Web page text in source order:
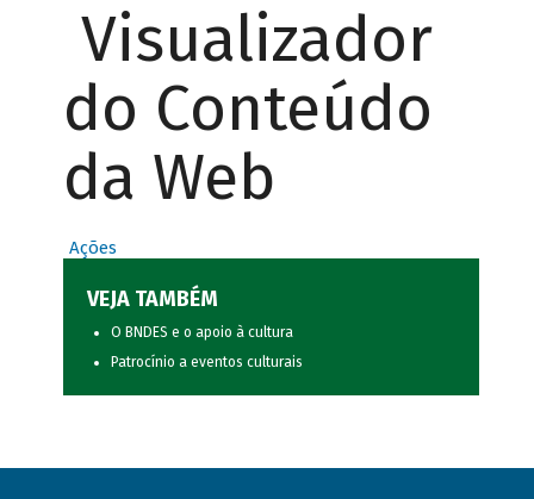
Visualizador
do Conteúdo
da Web
Ações
VEJA TAMBÉM
O BNDES e o apoio à cultura
Patrocínio a eventos culturais